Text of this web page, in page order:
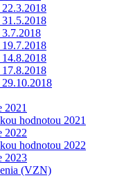
2021
hodnotou 2021
2022
hodnotou 2022
2023
(VZN)